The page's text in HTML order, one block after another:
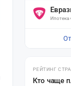
Ипотека
РЕЙТИНГ
Кто чаще